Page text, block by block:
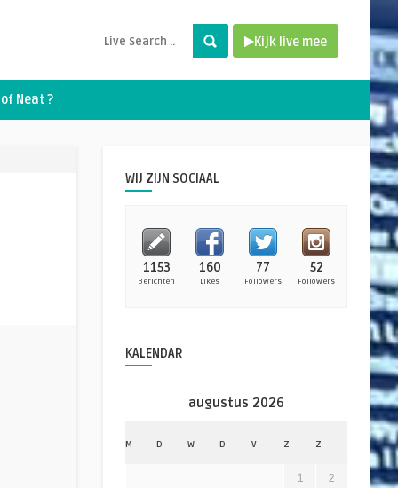
Kijk live mee
Neat ?
WIJ ZIJN SOCIAAL
1153
Berichten
160
Likes
77
Followers
52
Followers
KALENDAR
augustus 2026
M D W D V Z Z
1
2